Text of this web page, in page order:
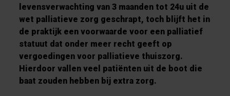
levensverwachting van 3 maanden tot 24u uit de
wet palliatieve zorg geschrapt, toch blijft het in
de praktijk een voorwaarde voor een palliatief
statuut dat onder meer recht geeft op
vergoedingen voor palliatieve thuiszorg.
Hierdoor vallen veel patiënten uit de boot die
baat zouden hebben bij extra zorg.